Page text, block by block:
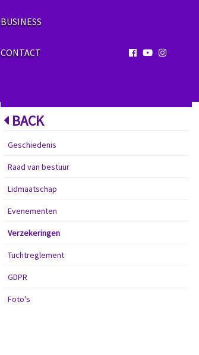
BUSINESS
CONTACT
BACK
Geschiedenis
Raad van bestuur
Lidmaatschap
Evenementen
Verzekeringen
Tuchtreglement
GDPR
Foto's